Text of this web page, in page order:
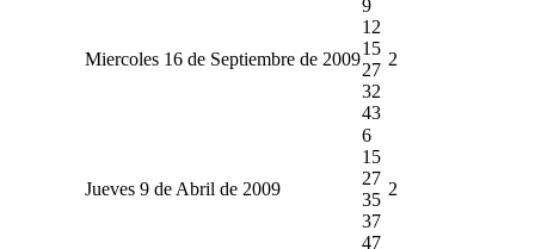
Miercoles 16 de Septiembre de 2009
9
12
15
27
32
43
2
Jueves 9 de Abril de 2009
6
15
27
35
37
47
2